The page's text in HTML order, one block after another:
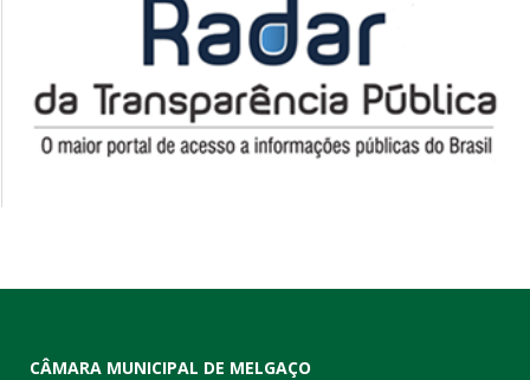
CÂMARA MUNICIPAL DE MELGAÇO